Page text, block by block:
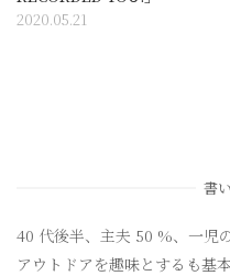
2020.05.21
書
40 代後半、主夫 50 %、一児
アウトドアを趣味とするも基本